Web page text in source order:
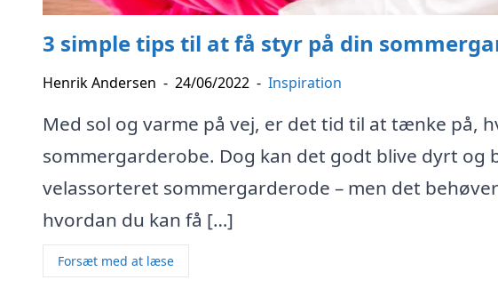
3 simple tips til at få styr på din
Henrik Andersen - 24/06/2022 - Inspiration
Med sol og varme på vej, er det tid til at tænke på,
sommergarderobe. Dog kan det godt blive dyrt og
velassorteret sommergarderode – men det
hvordan du kan få […]
Forsæt med at læse